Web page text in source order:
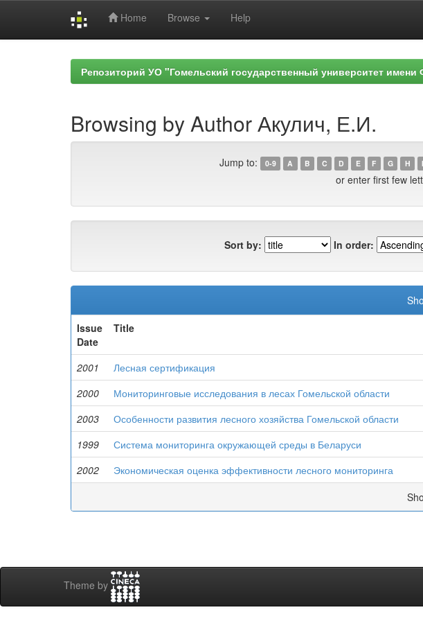
Home Browse Help
Репозиторий УО "Гомельский государственный университет
Browsing by Author Акулич, Е.И.
Jump to: 0-9 A B C D E F G H I
or enter first few
Sort by: In order:
Issue
Date
Title
2001 Лесная сертификация
2000
Мониторинговые исследования в лесах Гомельской области
2003
Особенности развития лесного хозяйства Гомельской области
1999
Система мониторинга окружающей среды в Беларуси
2002
Экономическая оценка эффективности лесного мониторинга
Theme by